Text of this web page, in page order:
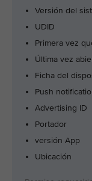
Versión del
UDID
Primera vez
Última vez
Ficha del
Push
Advertising ID
Portador
versión App
Ubicación